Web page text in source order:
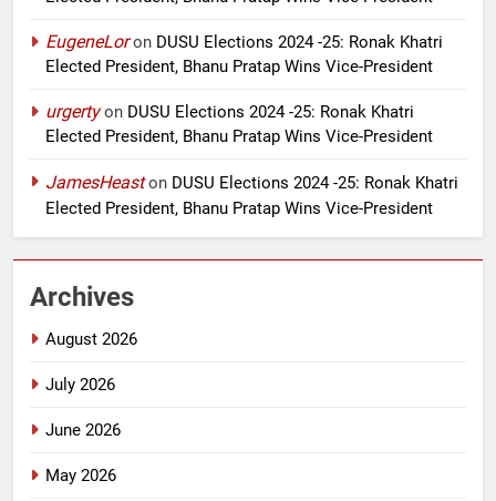
EugeneLoron DUSU Elections 2024 -25: Ronak Khatri
Elected President, Bhanu Pratap Wins Vice-President
urgertyon DUSU Elections 2024 -25: Ronak Khatri
Elected President, Bhanu Pratap Wins Vice-President
JamesHeaston DUSU Elections 2024 -25: Ronak Khatri
Elected President, Bhanu Pratap Wins Vice-President
Archives
August 2026
July 2026
June 2026
May 2026